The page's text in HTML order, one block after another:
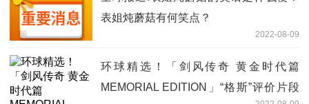
表姐炖蘑菇有何笑点？
2022-08-09
环球精选！「剑风传奇 黄金时代篇
MEMORIAL EDITION」“格斯”评价片段